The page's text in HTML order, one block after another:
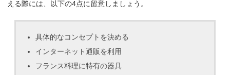
える際には、以下の4点に留意しましょう。
具体的なコンセプトを決める
インターネット通販を利用
フランス料理に特有の器具